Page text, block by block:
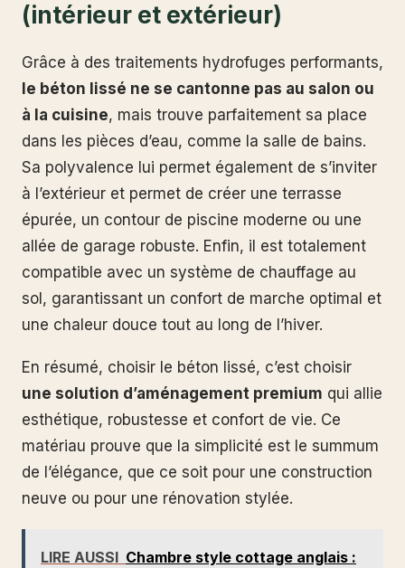
(intérieur et extérieur)
Grâce à des traitements hydrofuges performants,
le béton lissé ne se cantonne pas au salon ou
à la cuisine, mais trouve parfaitement sa place
dans les pièces d’eau, comme la salle de bains.
Sa polyvalence lui permet également de s’inviter
à l’extérieur et permet de créer une terrasse
épurée, un contour de piscine moderne ou une
allée de garage robuste. Enfin, il est totalement
compatible avec un système de chauffage au
sol, garantissant un confort de marche optimal et
une chaleur douce tout au long de l’hiver.
En résumé, choisir le béton lissé, c’est choisir
une solution d’aménagement premium qui allie
esthétique, robustesse et confort de vie. Ce
matériau prouve que la simplicité est le summum
de l’élégance, que ce soit pour une construction
neuve ou pour une rénovation stylée.
LIRE AUSSI Chambre style cottage anglais :